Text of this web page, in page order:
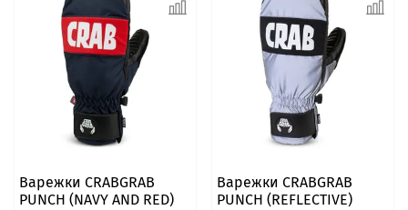
Варежки CRABGRAB
PUNCH (NAVY AND RED)
Варежки CRABGRAB
PUNCH (REFLECTIVE)